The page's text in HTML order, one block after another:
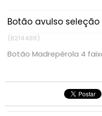
Botão avulso
(8214489)
Botão Madrepérola 4